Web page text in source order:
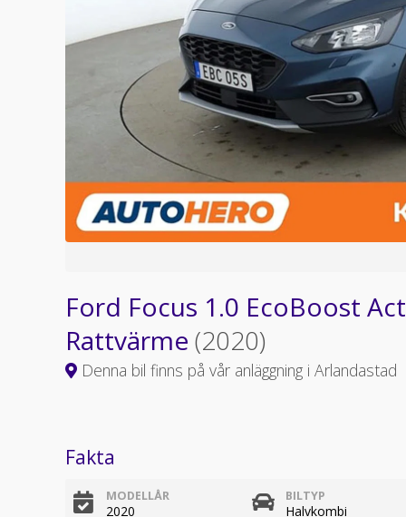
Ford Focus 1.0 EcoBoost
Rattvärme (2020)
Denna bil finns på vår anläggning i Arlandastad
Fakta
MODELLÅR
2020
BILTYP
Halvkombi